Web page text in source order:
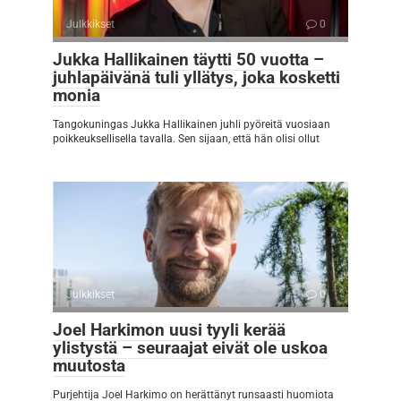
Julkkikset 0
Jukka Hallikainen täytti 50 vuotta –
juhlapäivänä tuli yllätys, joka kosketti
monia
Tangokuningas Jukka Hallikainen juhli pyöreitä vuosiaan
poikkeuksellisella tavalla. Sen sijaan, että hän olisi ollut
Julkkikset 0
Joel Harkimon uusi tyyli kerää
ylistystä – seuraajat eivät ole uskoa
muutosta
Purjehtija Joel Harkimo on herättänyt runsaasti huomiota